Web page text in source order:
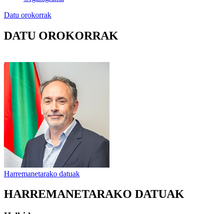
Datu orokorrak
DATU OROKORRAK
Harremanetarako datuak
HARREMANETARAKO DATUAK